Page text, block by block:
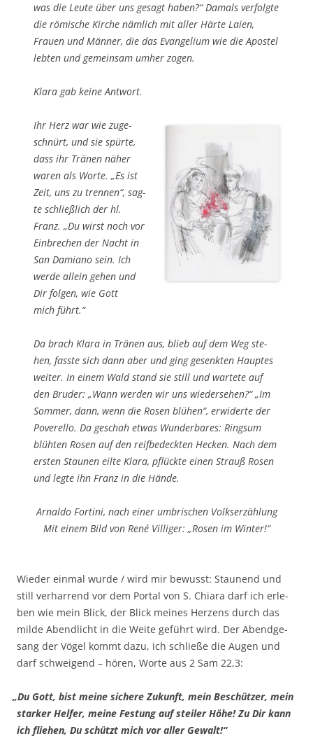
was die Leu­te über uns gesagt haben?“ Damals ver­folg­te
die römi­sche Kir­che näm­lich mit aller Här­te Lai­en,
Frau­en und Män­ner, die das Evan­ge­li­um wie die Apos­tel
leb­ten und gemein­sam umher zogen.
Kla­ra gab kei­ne Antwort.
Ihr Herz war wie zuge­
schnürt, und sie spür­te,
dass ihr Trä­nen näher
waren als Wor­te. „Es ist
Zeit, uns zu tren­nen“, sag­
te schließ­lich der hl.
Franz. „Du wirst noch vor
Ein­bre­chen der Nacht in
San Dami­a­no sein. Ich
wer­de allein gehen und
Dir fol­gen, wie Gott
mich führt.“
Da brach Kla­ra in Trä­nen aus, blieb auf dem Weg ste­
hen, fass­te sich dann aber und ging gesenk­ten Haup­tes
wei­ter. In einem Wald stand sie still und war­te­te auf
den Bru­der: „Wann wer­den wir uns wie­der­se­hen?“ „Im
Som­mer, dann, wenn die Rosen blü­hen“, erwi­der­te der
Pover­el­lo. Da geschah etwas Wun­der­ba­res: Rings­um
blüh­ten Rosen auf den reif­be­deck­ten Hecken. Nach dem
ers­ten Stau­nen eil­te Kla­ra, pflück­te einen Strauß Rosen
und leg­te ihn Franz in die Hände.
Arnal­do Forti­ni, nach einer umbri­schen Volkserzählung
Mit einem Bild von René Vil­li­ger: „Rosen im Winter!“
Wie­der ein­mal wur­de / wird mir bewusst: Stau­nend und
still ver­har­rend vor dem Por­tal von S. Chia­ra darf ich erle­
ben wie mein Blick, der Blick mei­nes Her­zens durch das
mil­de Abend­licht in die Wei­te geführt wird. Der Abend­ge­
sang der Vögel kommt dazu, ich schlie­ße die Augen und
darf schwei­gend – hören, Wor­te aus 2 Sam 22,3:
„Du Gott, bist mei­ne siche­re Zukunft, mein Beschüt­zer, mein
star­ker Hel­fer, mei­ne Fes­tung auf stei­ler Höhe! Zu Dir kann
ich flie­hen, Du schützt mich vor aller Gewalt!“